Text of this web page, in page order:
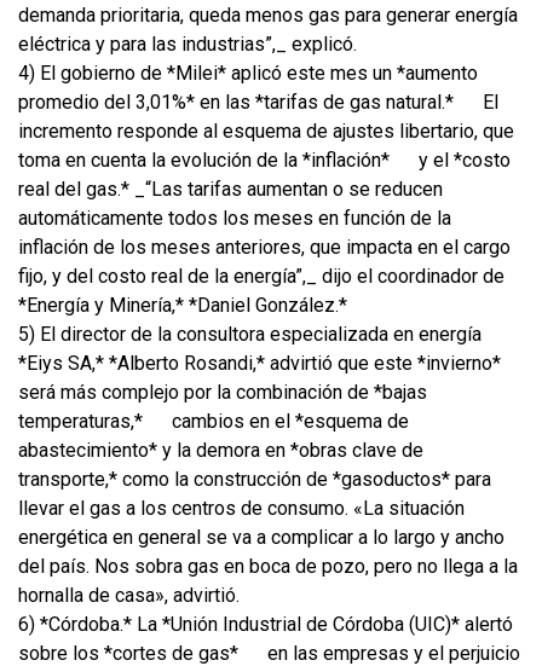
demanda prioritaria, queda menos gas para generar energía
eléctrica y para las industrias”,_ explicó.
4) El gobierno de *Milei* aplicó este mes un *aumento
promedio del 3,01%* en las *tarifas de gas natural.*
El
incremento responde al esquema de ajustes libertario, que
toma en cuenta la evolución de la *inflación*
y el *costo
real del gas.* _“Las tarifas aumentan o se reducen
automáticamente todos los meses en función de la
inflación de los meses anteriores, que impacta en el cargo
fijo, y del costo real de la energía”,_ dijo el coordinador de
*Energía y Minería,* *Daniel González.*
5) El director de la consultora especializada en energía
*Eiys SA,* *Alberto Rosandi,* advirtió que este *invierno*
será más complejo por la combinación de *bajas
temperaturas,*
cambios en el *esquema de
abastecimiento* y la demora en *obras clave de
transporte,* como la construcción de *gasoductos* para
llevar el gas a los centros de consumo. «La situación
energética en general se va a complicar a lo largo y ancho
del país. Nos sobra gas en boca de pozo, pero no llega a la
hornalla de casa», advirtió.
6) *Córdoba.* La *Unión Industrial de Córdoba (UIC)* alertó
sobre los *cortes de gas*
en las empresas y el perjuicio